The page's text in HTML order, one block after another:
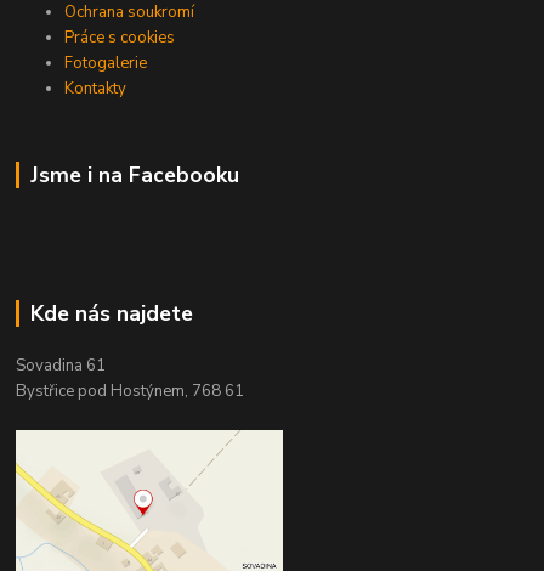
Ochrana soukromí
Práce s cookies
Fotogalerie
Kontakty
Jsme i na Facebooku
Kde nás najdete
Sovadina 61
Bystřice pod Hostýnem, 768 61